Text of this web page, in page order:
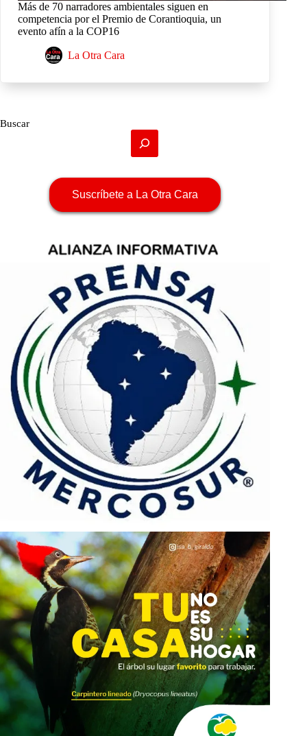
Más de 70 narradores ambientales siguen en
competencia por el Premio de Corantioquia, un
evento afín a la COP16
La Otra Cara
Buscar
Suscríbete a La Otra Cara